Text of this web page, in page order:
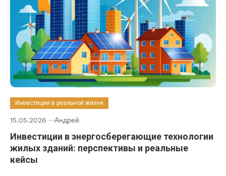
Инвестиции в реальной жизни
15.05.2026 Андрей
Инвестиции в энергосберегающие технологии
жилых зданий: перспективы и реальные
кейсы